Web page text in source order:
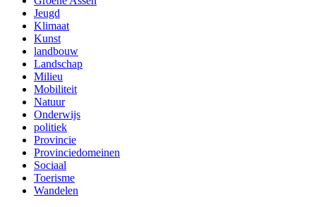
Jeugd
Klimaat
Kunst
landbouw
Landschap
Milieu
Mobiliteit
Natuur
Onderwijs
politiek
Provincie
Provinciedomeinen
Sociaal
Toerisme
Wandelen